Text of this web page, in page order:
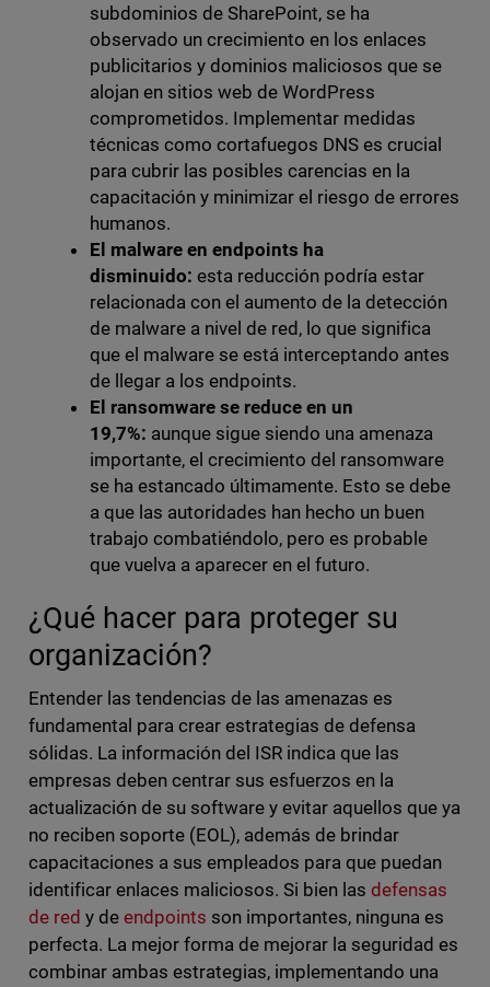
subdominios de SharePoint, se ha
observado un crecimiento en los enlaces
publicitarios y dominios maliciosos que se
alojan en sitios web de WordPress
comprometidos. Implementar medidas
técnicas como cortafuegos DNS es crucial
para cubrir las posibles carencias en la
capacitación y minimizar el riesgo de errores
humanos.
El malware en endpoints ha
disminuido: esta reducción podría estar
relacionada con el aumento de la detección
de malware a nivel de red, lo que significa
que el malware se está interceptando antes
de llegar a los endpoints.
El ransomware se reduce en un
19,7%: aunque sigue siendo una amenaza
importante, el crecimiento del ransomware
se ha estancado últimamente. Esto se debe
a que las autoridades han hecho un buen
trabajo combatiéndolo, pero es probable
que vuelva a aparecer en el futuro.
¿Qué hacer para proteger su
organización?
Entender las tendencias de las amenazas es
fundamental para crear estrategias de defensa
sólidas. La información del ISR indica que las
empresas deben centrar sus esfuerzos en la
actualización de su software y evitar aquellos que ya
no reciben soporte (EOL), además de brindar
capacitaciones a sus empleados para que puedan
identificar enlaces maliciosos. Si bien lasdefensas
de red y de endpoints son importantes, ninguna es
perfecta. La mejor forma de mejorar la seguridad es
combinar ambas estrategias, implementando una